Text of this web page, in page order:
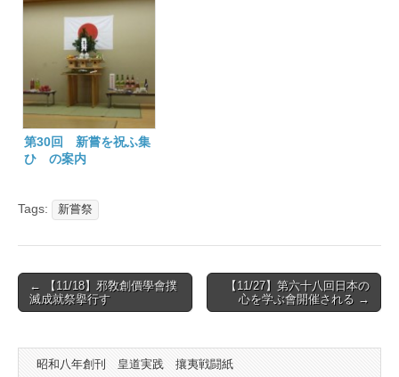
第30回 新嘗を祝ふ集
ひ の案内
Tags: 新嘗祭
Post
navigation
← 【11/18】邪敎創價學會撲
滅成就祭擧行す
【11/27】第六十八回日本の
心を学ぶ會開催される →
昭和八年創刊 皇道実践 攘夷戦闘紙